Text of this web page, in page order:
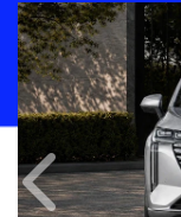
Anterior